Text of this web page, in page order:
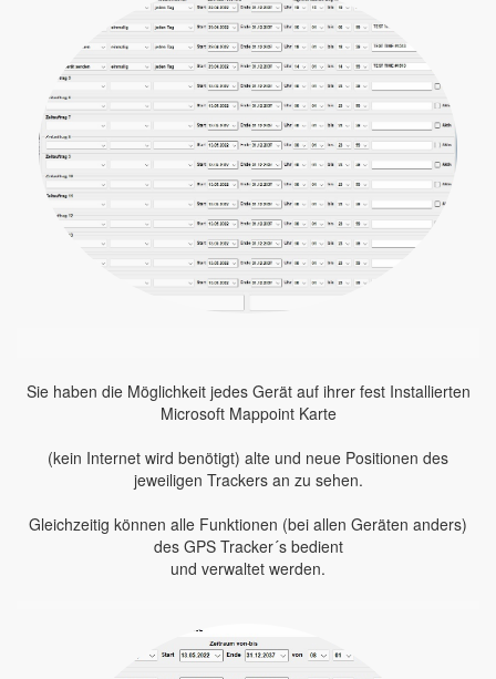
Sie haben die Möglichkeit jedes Gerät auf ihrer fest Installierten
Microsoft Mappoint Karte
(kein Internet wird benötigt) alte und neue Positionen des
jeweiligen Trackers an zu sehen.
Gleichzeitig können alle Funktionen (bei allen Geräten anders)
des GPS Tracker´s bedient
und verwaltet werden.